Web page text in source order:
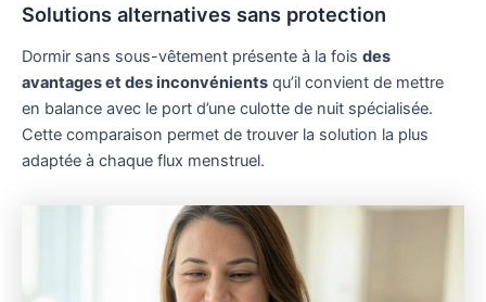
Solutions alternatives sans protection
Dormir sans sous-vêtement présente à la fois des
avantages et des inconvénients qu’il convient de mettre
en balance avec le port d’une culotte de nuit spécialisée.
Cette comparaison permet de trouver la solution la plus
adaptée à chaque flux menstruel.